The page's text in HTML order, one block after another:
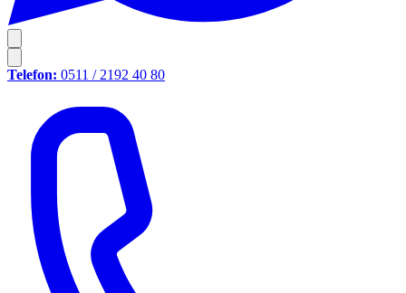
Telefon: 0511 / 2192 40 80